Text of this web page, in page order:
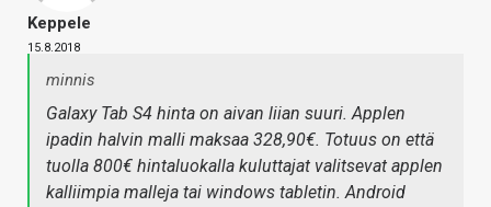
Keppele
15.8.2018
minnis
Galaxy Tab S4 hinta on aivan liian suuri. Applen
ipadin halvin malli maksaa 328,90€. Totuus on että
tuolla 800€ hintaluokalla kuluttajat valitsevat applen
kalliimpia malleja tai windows tabletin. Android